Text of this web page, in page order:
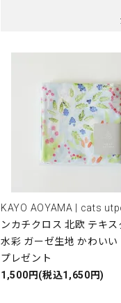
KAYO AOYAMA | cats
ンカチクロス 北欧 テキス
水彩 ガーゼ生地 かわいい
プレゼント
1,500円(税込1,650円)